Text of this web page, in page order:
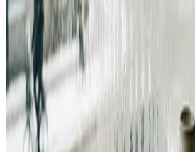
Landsdækkende service